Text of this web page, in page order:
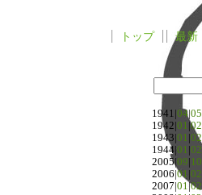
トップ 最新
1941| 04 05
1942| 01 02
1943| 01 02
1944| 01 02
2005|09 10
2006| 01 02
2007| 01|02